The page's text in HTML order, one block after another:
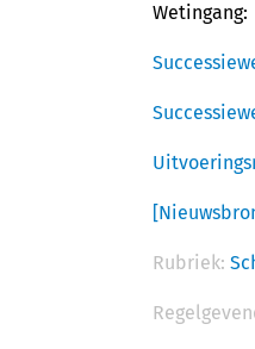
Wetingang:
Rubriek: